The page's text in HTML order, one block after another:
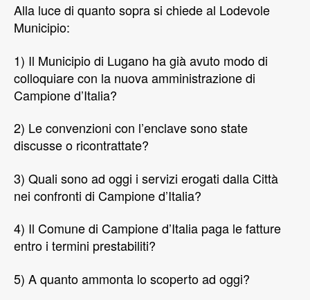
Alla luce di quanto sopra si chiede al Lodevole
Municipio:
1) Il Municipio di Lugano ha già avuto modo di
colloquiare con la nuova amministrazione di
Campione d’Italia?
2) Le convenzioni con l’enclave sono state
discusse o ricontrattate?
3) Quali sono ad oggi i servizi erogati dalla Città
nei confronti di Campione d’Italia?
4) Il Comune di Campione d’Italia paga le fatture
entro i termini prestabiliti?
5) A quanto ammonta lo scoperto ad oggi?